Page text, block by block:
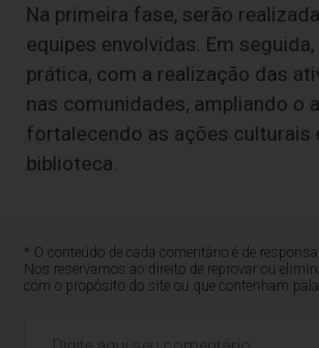
Na primeira fase, serão
equipes envolvidas. Em
prática, com a realização das
nas comunidades, ampliando o
fortalecendo as ações culturais
biblioteca.
* O conteúdo de cada comentário é de
Nos reservamos ao direito de reprovar ou
com o propósito do site ou que contenham